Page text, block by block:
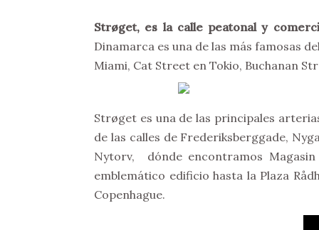
Strøget, es la calle peatonal y
Dinamarca es una de las más famosas
Miami, Cat Street en Tokio, Buchanan
Strøget es una de las principales
de las calles de Frederiksberggade,
Nytorv, dónde encontramos
emblemático edificio hasta la Plaza
Copenhague.